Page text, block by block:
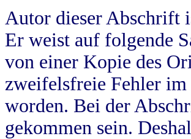
Autor dieser Abschrift
Er weist auf folgende
von einer Kopie des
zweifelsfreie Fehler
worden. Bei der
gekommen sein.